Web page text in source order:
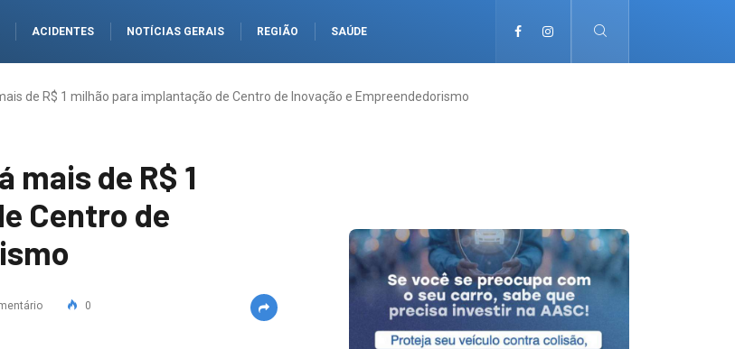
ACIDENTES NOTÍCIAS GERAIS REGIÃO SAÚDE
de R$ 1 milhão para implantação de Centro de Inovação e Empreendedorismo
de R$ 1
Centro de
0